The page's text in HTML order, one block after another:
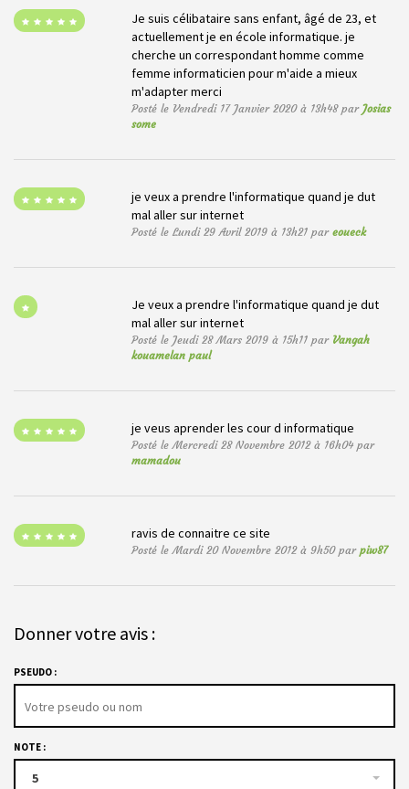
Je suis célibataire sans enfant, âgé de 23, et
actuellement je en école informatique. je
cherche un correspondant homme comme
femme informaticien pour m'aide a mieux
m'adapter merci
Posté le Vendredi 17 Janvier 2020 à 13h48 parJosias
some
je veux a prendre l'informatique quand je dut
mal aller sur internet
Posté le Lundi 29 Avril 2019 à 13h21 pareoueck
Je veux a prendre l'informatique quand je dut
mal aller sur internet
Posté le Jeudi 28 Mars 2019 à 15h11 par Vangah
kouamelan paul
je veus aprender les cour d informatique
Posté le Mercredi 28 Novembre 2012 à 16h04 par
mamadou
ravis de connaitre ce site
Posté le Mardi 20 Novembre 2012 à 9h50 parpiw87
Donner votre avis :
PSEUDO :
NOTE :
5